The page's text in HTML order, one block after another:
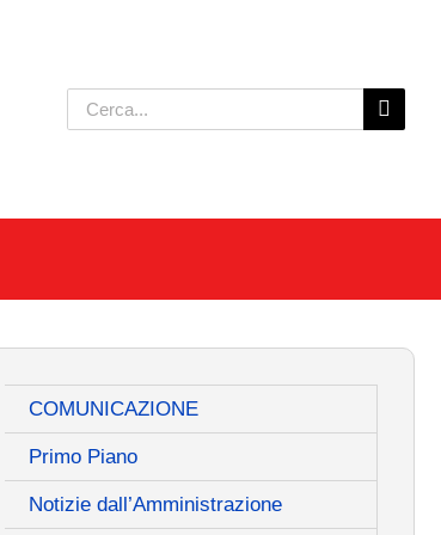
Cerca
per:
COMUNICAZIONE
Primo Piano
Notizie dall’Amministrazione